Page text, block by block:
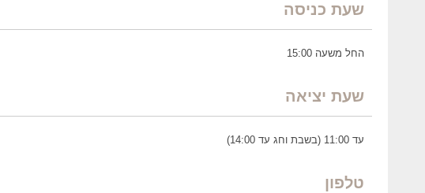
שעת כניסה
החל משעה 15:00
שעת יציאה
עד 11:00 (בשבת וחג עד 14:00)
טלפון